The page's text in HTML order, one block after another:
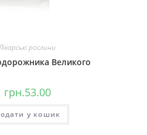
рослини
Великого
грн.53.00
у кошик